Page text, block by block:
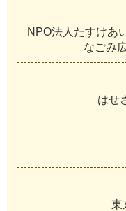
NPO法人たすけあ
なごみ
はせ
東